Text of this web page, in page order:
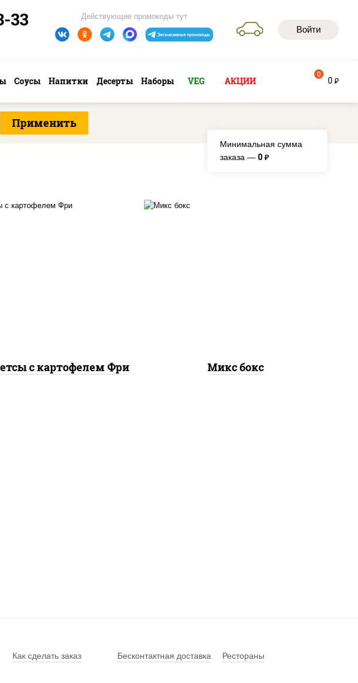
Войти
Действующие промокоды тут
33
Соусы Напитки Десерты Наборы VEG АКЦИИ 0 руб
0
Минимальная сумма
заказа — 0 руб.
с картофелем Фри Микс бокс
Как сделать заказ Бесконтактная доставка
Рестораны